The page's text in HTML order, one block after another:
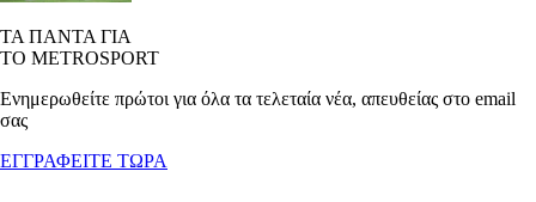
ΤΑ ΠΑΝΤΑ ΓΙΑ
ΤΟ METROSPORT
Ενημερωθείτε πρώτοι για όλα τα τελεταία νέα, απευθείας στο email
σας
ΕΓΓΡΑΦΕΙΤΕ ΤΩΡΑ